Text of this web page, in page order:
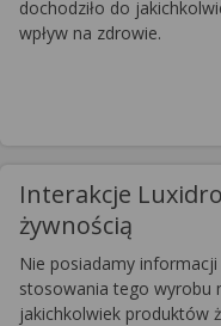
dochodziło do
wpływ na zdrowie.
Interakcje
żywnością
Nie posiadamy
stosowania tego wyrobu
jakichkolwiek produktów